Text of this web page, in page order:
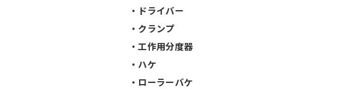
・ドライバー
・クランプ
・工作用分度器
・ハケ
・ローラーバケ